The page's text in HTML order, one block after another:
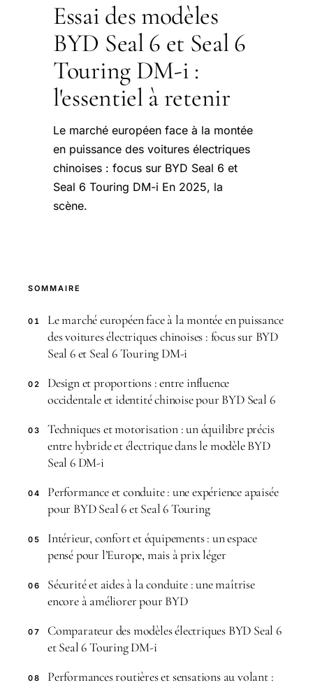
Essai des modèles
BYD Seal 6 et Seal 6
Touring DM-i :
l'essentiel à retenir
Le marché européen face à la montée
en puissance des voitures électriques
chinoises : focus sur BYD Seal 6 et
Seal 6 Touring DM-i En 2025, la
scène.
SOMMAIRE
01
Le marché européen face à la montée en puissance
des voitures électriques chinoises : focus sur BYD
Seal 6 et Seal 6 Touring DM-i
02
Design et proportions : entre influence
occidentale et identité chinoise pour BYD Seal 6
03
Techniques et motorisation : un équilibre précis
entre hybride et électrique dans le modèle BYD
Seal 6 DM-i
04
Performance et conduite : une expérience apaisée
pour BYD Seal 6 et Seal 6 Touring
05
Intérieur, confort et équipements : un espace
pensé pour l’Europe, mais à prix léger
06
Sécurité et aides à la conduite : une maîtrise
encore à améliorer pour BYD
07
Comparateur des modèles électriques BYD Seal 6
et Seal 6 Touring DM-i
08
Performances routières et sensations au volant :